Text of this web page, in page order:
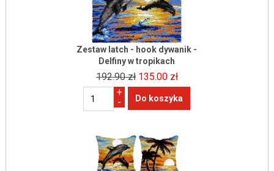
Zestaw latch - hook dywanik -
Delfiny w tropikach
192.90 zł 135.00 zł
+
-